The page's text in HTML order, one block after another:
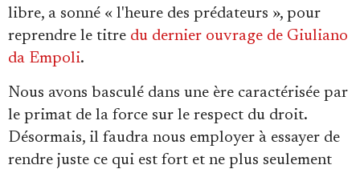
libre, a sonné « l'heure des prédateurs », pour
reprendre le titre du dernier ouvrage de Giuliano
da Empoli.
Nous avons basculé dans une ère caractérisée par
le primat de la force sur le respect du droit.
Désormais, il faudra nous employer à essayer de
rendre juste ce qui est fort et ne plus seulement